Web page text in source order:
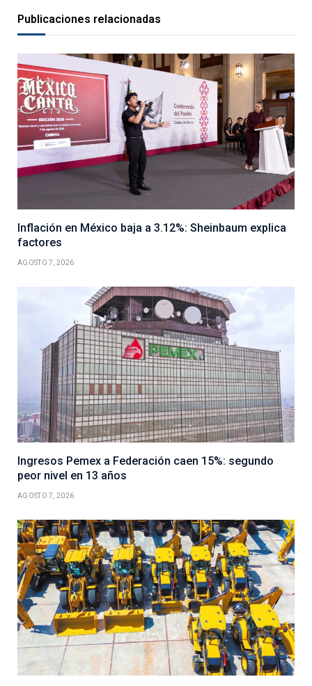
Publicaciones relacionadas
Inflación en México baja a 3.12%: Sheinbaum explica
factores
AGOSTO 7, 2026
Ingresos Pemex a Federación caen 15%: segundo
peor nivel en 13 años
AGOSTO 7, 2026